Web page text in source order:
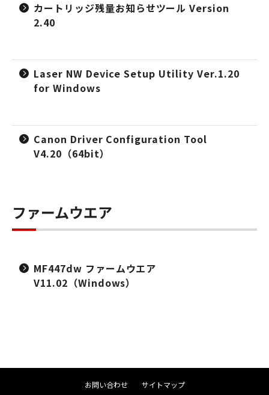
カートリッジ残量お知らせツール Version
2.40
Laser NW Device Setup Utility Ver.1.20
for Windows
Canon Driver Configuration Tool
V4.20（64bit）
ファームウエア
MF447dw ファームウエア
V11.02（Windows）
お問い合わせ
サイトマップ